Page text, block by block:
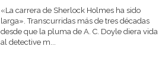
«La carrera de Sherlock Holmes ha sido
larga». Transcurridas más de tres décadas
desde que la pluma de A. C. Doyle diera vida
al detective m...